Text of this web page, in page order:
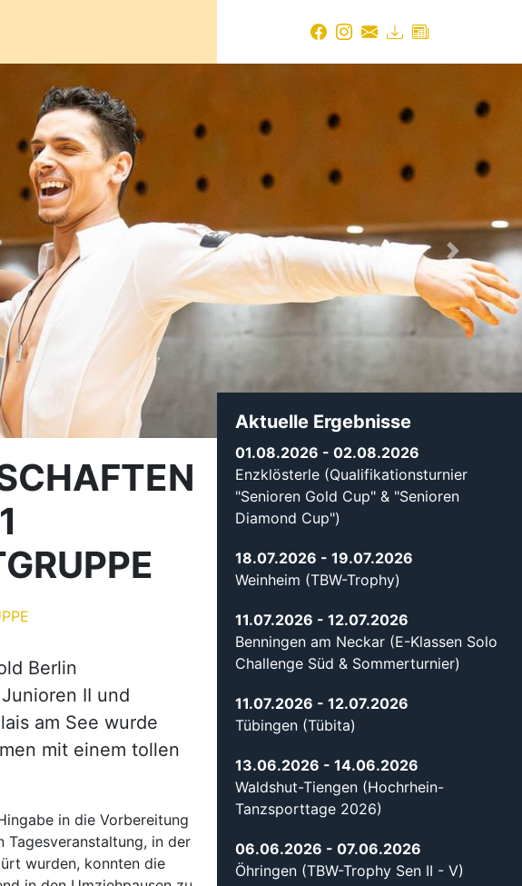
Berlin
II und
mit einem tollen
in die Vorbereitung
in der
in den Umziehpausen zu
Kombination
Deutschen Meisterschaft
Kombination 2026 und
01.08.2026
- 02.08.2026
"Senioren Gold Cup" & "Senioren
Diamond Cup")
18.07.2026- 19.07.2026
Weinheim (TBW-Trophy)
- 12.07.2026
Benningen am Neckar (E-Klassen Solo
Challenge Süd & Sommerturnier)
- 12.07.2026
Tübingen (Tübita)
13.06.2026- 14.06.2026
Waldshut-Tiengen (Hochrhein-
06.06.2026- 07.06.2026
16.05.2026
Stuttgart
16.05.2026
Remseck (Solo Festival)
02.05.2026 - 03.05.2026
Ludwigsburg (TBW-Trophy)
Weinheim (Badenia Tanztage)